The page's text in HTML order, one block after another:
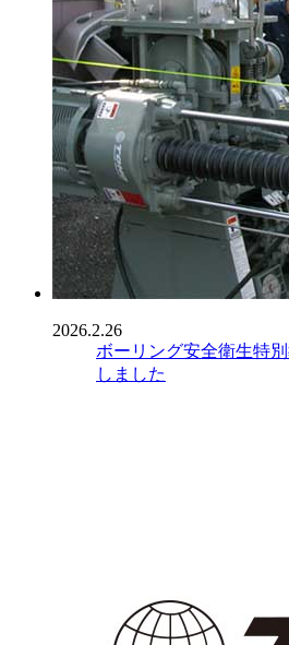
2026.2.26
ボーリング安全衛生特
しました